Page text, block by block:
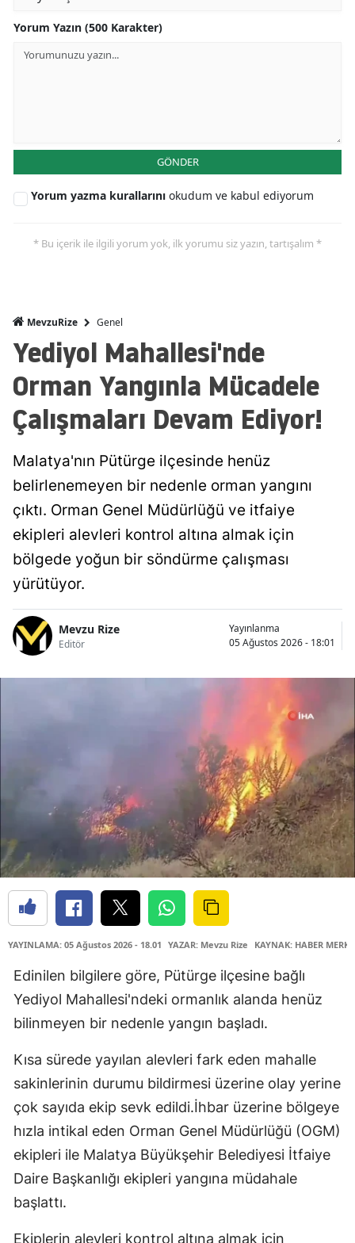
Yorum Yazın (500 Karakter)
GÖNDER
Yorum yazma kurallarını okudum ve kabul ediyorum
* Bu içerik ile ilgili yorum yok, ilk yorumu siz yazın, tartışalım *
MevzuRize Genel
Yediyol Mahallesi'nde
Orman Yangınla Mücadele
Çalışmaları Devam Ediyor!
Malatya'nın Pütürge ilçesinde henüz
belirlenemeyen bir nedenle orman yangını
çıktı. Orman Genel Müdürlüğü ve itfaiye
ekipleri alevleri kontrol altına almak için
bölgede yoğun bir söndürme çalışması
yürütüyor.
Mevzu Rize
Editör
Yayınlanma
05 Ağustos 2026 - 18:01
YAYINLAMA: 05 Ağustos 2026 - 18.01 YAZAR: Mevzu Rize KAYNAK: HABER
Edinilen bilgilere göre, Pütürge ilçesine bağlı
Yediyol Mahallesi'ndeki ormanlık alanda henüz
bilinmeyen bir nedenle yangın başladı.
Kısa sürede yayılan alevleri fark eden mahalle
sakinlerinin durumu bildirmesi üzerine olay yerine
çok sayıda ekip sevk edildi.İhbar üzerine bölgeye
hızla intikal eden Orman Genel Müdürlüğü (OGM)
ekipleri ile Malatya Büyükşehir Belediyesi İtfaiye
Daire Başkanlığı ekipleri yangına müdahale
başlattı.
Ekiplerin alevleri kontrol altına almak için